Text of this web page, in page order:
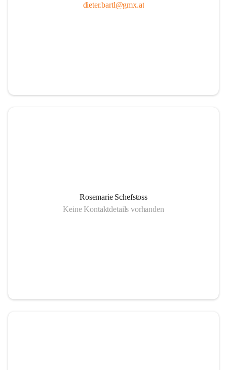
dieter.bartl@gmx.at
Rosemarie Schefstoss
Keine Kontaktdetails vorhanden